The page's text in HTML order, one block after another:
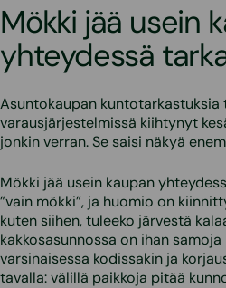
Mökki jää usein
yhteydessä
Asuntokaupan kuntotarkastuksia
varausjärjestelmissä kiihtynyt
jonkin verran. Se saisi näkyä
Mökki jää usein kaupan
”vain mökki”, ja huomio on
kuten siihen, tuleeko järvestä
kakkosasunnossa on ihan
varsinaisessa kodissakin ja
tavalla: välillä paikkoja pitää